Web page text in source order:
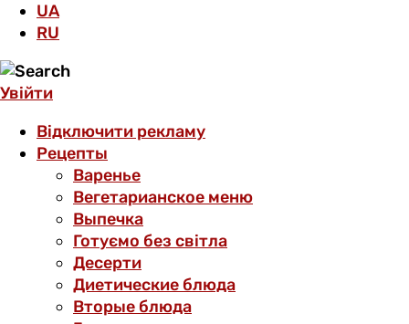
UA
RU
Увійти
Відключити рекламу
Рецепты
Варенье
Вегетарианское меню
Выпечка
Готуємо без світла
Десерти
Диетические блюда
Вторые блюда